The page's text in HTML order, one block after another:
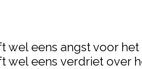
wel eens angst voor
wel eens verdriet over